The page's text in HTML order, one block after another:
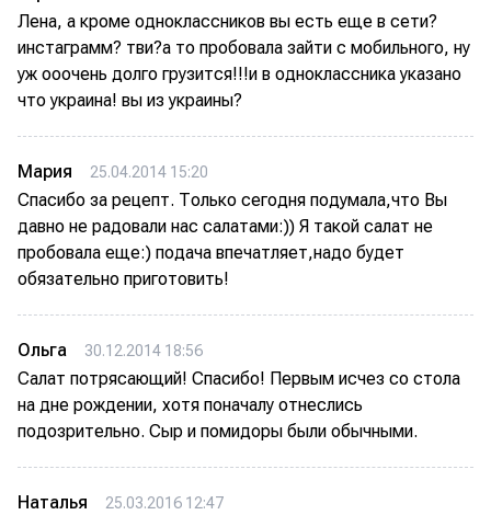
Лена, а кроме одноклассников вы есть еще в сети?
инстаграмм? тви?а то пробовала зайти с мобильного, ну
уж ооочень долго грузится!!!и в одноклассника указано
что украина! вы из украины?
Мария 25.04.2014 15:20
Спасибо за рецепт. Только сегодня подумала,что Вы
давно не радовали нас салатами:)) Я такой салат не
пробовала еще:) подача впечатляет,надо будет
обязательно приготовить!
Ольга 30.12.2014 18:56
Салат потрясающий! Спасибо! Первым исчез со стола
на дне рождении, хотя поначалу отнеслись
подозрительно. Сыр и помидоры были обычными.
Наталья 25.03.2016 12:47